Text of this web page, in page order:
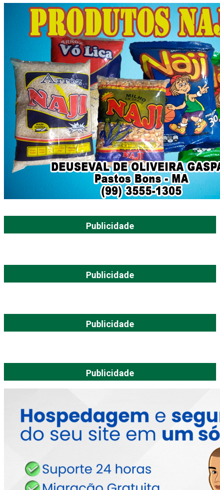
Publicidade
Publicidade
Publicidade
Publicidade